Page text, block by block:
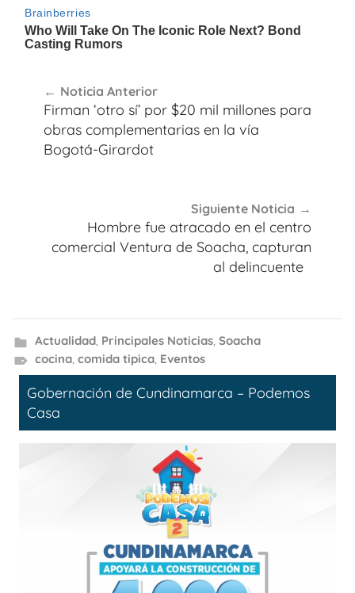
de
entradas
Noticia Anterior
Firman ‘otro sí’ por $20 mil millones para
obras complementarias en la vía
Bogotá-Girardot
Siguiente Noticia
Hombre fue atracado en el centro
comercial Ventura de Soacha, capturan
al delincuente
Actualidad, Principales Noticias, Soacha
cocina, comida tipica, Eventos
Gobernación de Cundinamarca – Podemos
Casa